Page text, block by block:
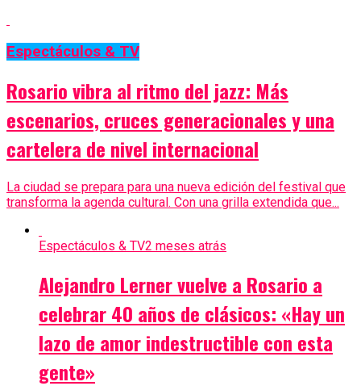
Espectáculos & TV
Rosario vibra al ritmo del jazz: Más
escenarios, cruces generacionales y una
cartelera de nivel internacional
La ciudad se prepara para una nueva edición del festival que
transforma la agenda cultural. Con una grilla extendida que...
Espectáculos & TV2 meses atrás
Alejandro Lerner vuelve a Rosario a
celebrar 40 años de clásicos: «Hay un
lazo de amor indestructible con esta
gente»